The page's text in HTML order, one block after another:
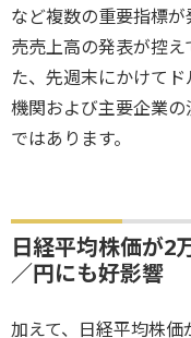
など複数の重要指標
売売上高の発表が控
た、先週末にかけて
機関および主要企業
ではあります。
日経平均株価が2
／円にも好影響
加えて、日経平均株